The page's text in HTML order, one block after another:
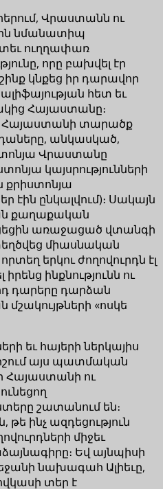
Վրաստանն ու
նմանատիպ
ուղղափառ
որը բախվել էր
կնքեց իր դարավոր
հետ եւ
Հայաստանը։
Հայաստանի տարածք
անկասկած,
Վրաստանը
կայսրությունների
ընկալվում)։ Սակայն
քաղաքական
առաջացած վտանգի
միասնական
երկու ժողովուրդն էլ
ինքնությունն ու
դարերը դարձան
«ոսկե
եւ հայերի ներկայիս
այս պատմական
Հայաստանի ու
շատանում են։
ինչ ազդեցություն
միջեւ
Եվ այնպիսի
նախագահ Ալիեւը,
տեր է